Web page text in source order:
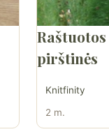
pirštinės
Knitfinity
2 m.